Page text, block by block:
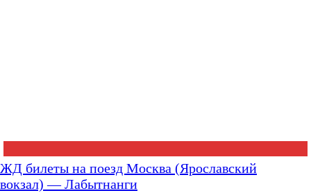
ЖД билеты на поезд Москва (Ярославский
вокзал) — Лабытнанги